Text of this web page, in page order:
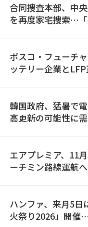
合同捜査本部、中
を再度家宅捜索…
ポスコ・フューチ
ッテリー企業と
韓国政府、猛暑で
高更新の可能性に
エアプレミア、11
ーチミン路線運航
ハンファ、来月5日
火祭り2026」開催